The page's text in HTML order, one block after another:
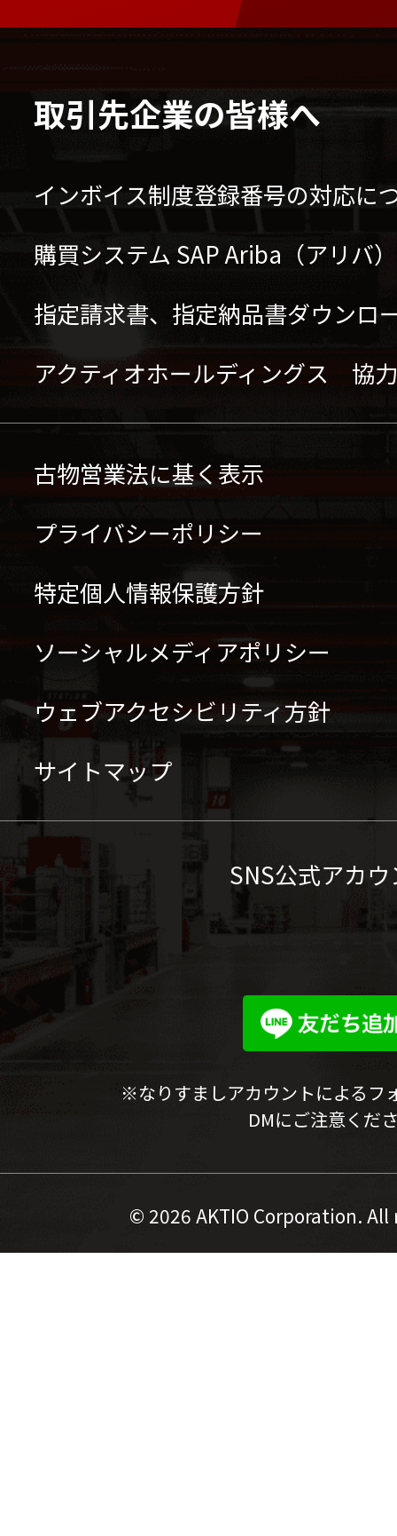
様）
取引先企業の皆様へ
インボイス制度登録番号の対応に
購買システム SAP Ariba（アリバ
指定請求書、指定納品書ダウンロ
アクティオホールディングス 協
古物営業法に基く表示
プライバシーポリシー
特定個人情報保護方針
ソーシャルメディアポリシー
ウェブアクセシビリティ方針
サイトマップ
SNS公式アカ
※なりすましアカウントによるフ
DMにご注意くだ
© 2026 AKTIO Corporation.